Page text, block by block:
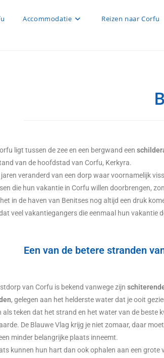
Accommodatie Reizen naar Corfu
ligt tussen de zee en een bergwand een
van de hoofdstad van Corfu, Kerkyra.
jaren veranderd van een dorp waar voornamelijk
die hun vakantie in Corfu willen doorbrengen,
in de haven van Benitses nog altijd een druk
veel vakantiegangers die eenmaal hun vakantie
Een van de betere stranden
van Corfu is bekend vanwege zijn
, gelegen aan het helderste water dat je ooit
teken dat het strand en het water van de
De Blauwe Vlag krijg je niet zomaar, daar
minder belangrijke plaats inneemt.
kunnen hun hart dan ook ophalen aan een